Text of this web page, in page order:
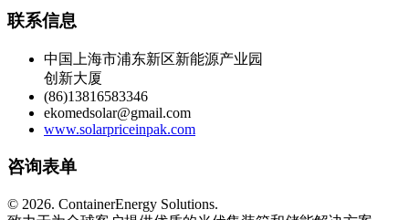
联系信息
中国上海市浦东新区新能源产业园
创新大厦
(86)13816583346
ekomedsolar@gmail.com
www.solarpriceinpak.com
咨询表单
© 2026. ContainerEnergy Solutions.